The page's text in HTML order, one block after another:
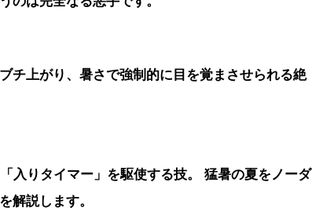
チ上がり、暑さで強制的に目を覚まさせられる絶
入りタイマー」を駆使する技。 猛暑の夏をノーダ
解説します。